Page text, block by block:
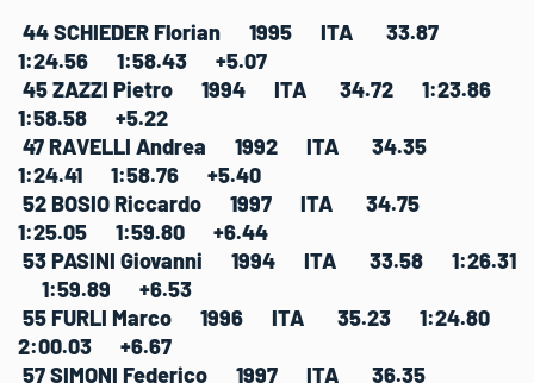
44 SCHIEDER Florian 1995 ITA 33.87
1:24.56 1:58.43 +5.07
45 ZAZZI Pietro 1994 ITA 34.72 1:23.86
1:58.58 +5.22
47 RAVELLI Andrea 1992 ITA 34.35
1:24.41 1:58.76 +5.40
52 BOSIO Riccardo 1997 ITA 34.75
1:25.05 1:59.80 +6.44
53 PASINI Giovanni 1994 ITA 33.58 1:26.31
1:59.89 +6.53
55 FURLI Marco 1996 ITA 35.23 1:24.80
2:00.03 +6.67
57 SIMONI Federico 1997 ITA 36.35